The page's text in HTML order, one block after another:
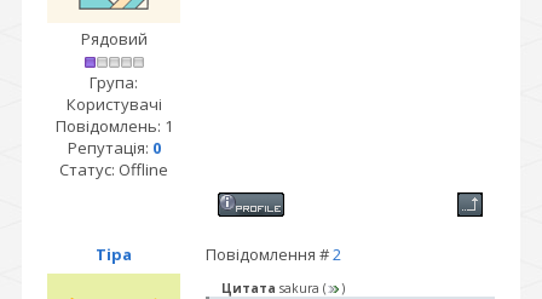
Рядовий
Група:
Користувачі
Повідомлень: 1
Репутація: 0
Статус: Offline
Тіра Повідомлення #2
Цитата sakura ( )